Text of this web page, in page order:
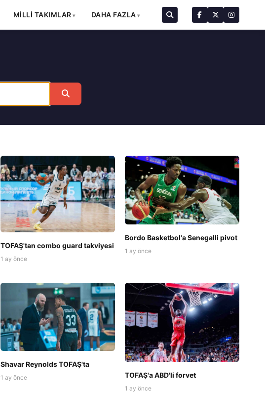
MİLLİ TAKIMLAR DAHA FAZLA
TOFAŞ'tan combo guard takviyesi
1 ay önce
Bordo Basketbol'a Senegalli pivot
1 ay önce
Shavar Reynolds TOFAŞ'ta
1 ay önce TOFAŞ'a ABD'li forvet
1 ay önce